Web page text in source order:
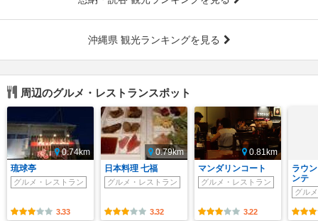
沖縄県 観光ランキングを見る
周辺のグルメ・レストランスポット
0.74km
琉球亭
グルメ・レストラン
3.33
0.79km
日本料理 七福
グルメ・レストラン
3.32
0.81km
マンダリンコート
グルメ・レストラン
3.22
ラウ
ンテ
グル